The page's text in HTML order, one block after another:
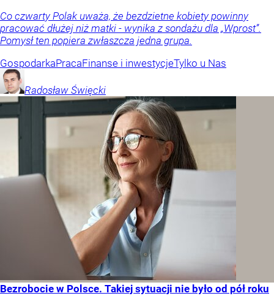
Co czwarty Polak uważa, że bezdzietne kobiety powinny
pracować dłużej niż matki - wynika z sondażu dla „Wprost”.
Pomysł ten popiera zwłaszcza jedna grupa.
GospodarkaPracaFinanse i inwestycjeTylko u Nas
Radosław Święcki
Bezrobocie w Polsce. Takiej sytuacji nie było od pół roku